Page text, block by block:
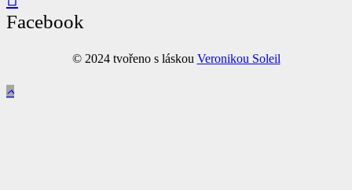
Facebook
© 2024 tvořeno s láskou Veronikou Soleil